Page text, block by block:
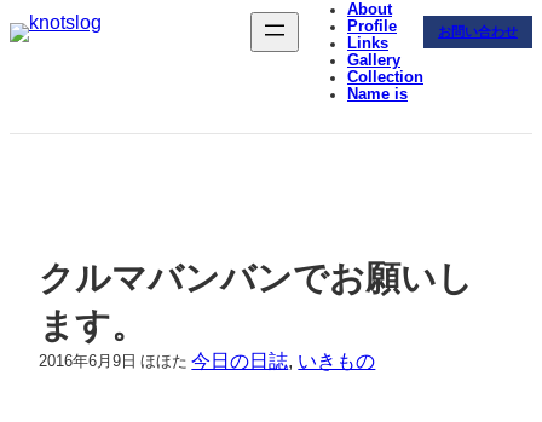
About
Profile
Links
Gallery
Collection
Name is
お問い合わせ
クルマバンバンでお願いし
ます。
2016年6月9日 ほほた 今日の日誌, いきもの